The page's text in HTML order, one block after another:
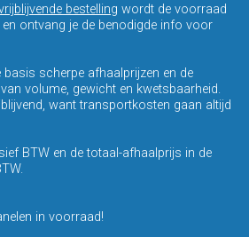
bestelling wordt de voorraad
ontvang je de benodigde info voor
basis scherpe afhaalprijzen en de
volume, gewicht en kwetsbaarheid.
want transportkosten gaan altijd
BTW en de totaal-afhaalprijs in de
in voorraad!